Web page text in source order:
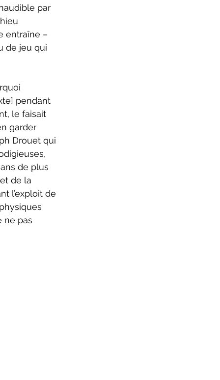
par
entraîne –
de jeu qui
pendant
le faisait
garder
Drouet qui
de plus
de la
l’exploit de
ne pas